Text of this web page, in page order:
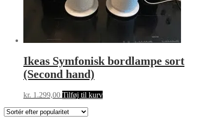
Ikeas Symfonisk bordlampe sort
(Second hand)
kr. 1.299,00 Tilføj til kurv